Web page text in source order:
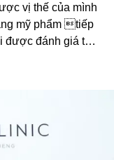
vị thế của mình
mỹ phẩm tiếp
được đánh giá tốt